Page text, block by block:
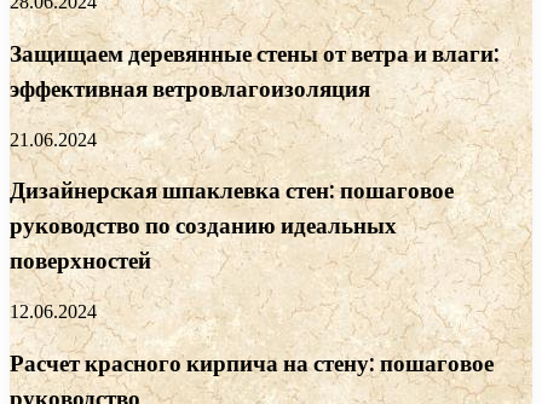
Защищаем деревянные стены от ветра и влаги:
эффективная ветровлагоизоляция
21.06.2024
Дизайнерская шпаклевка стен: пошаговое
руководство по созданию идеальных
поверхностей
12.06.2024
Расчет красного кирпича на стену: пошаговое